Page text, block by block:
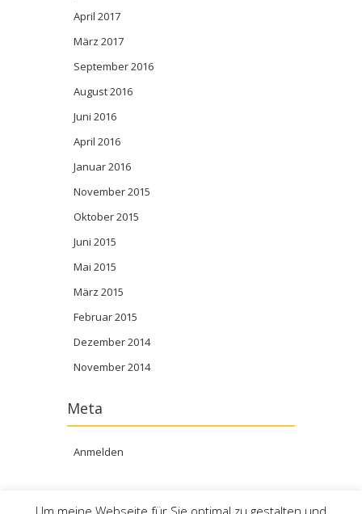
April 2017
März 2017
September 2016
August 2016
Juni 2016
April 2016
Januar 2016
November 2015
Oktober 2015
Juni 2015
Mai 2015
März 2015
Februar 2015
Dezember 2014
November 2014
Meta
Anmelden